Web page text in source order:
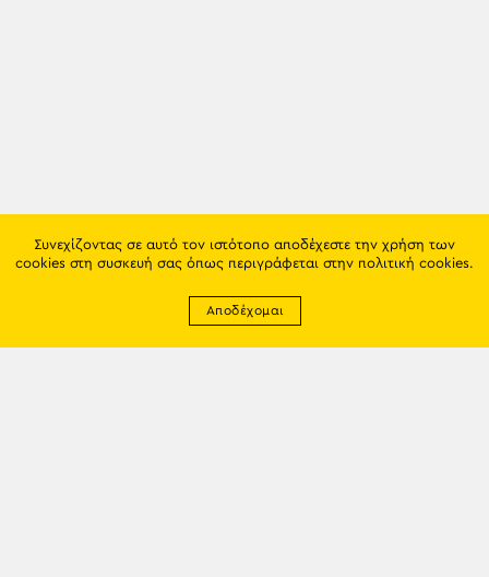
Συνεχίζοντας σε αυτό τον ιστότοπο αποδέχεστε την χρήση των
cookies στη συσκευή σας όπως περιγράφεται στην πολιτική cookies.
Αποδέχομαι